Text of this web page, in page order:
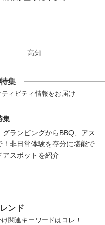
高知
集
ィビティ情報をお届け
集
グランピングからBBQ、アス
！非日常体験を存分に堪能で
アスポットを紹介
ンド
関連キーワードはコレ！